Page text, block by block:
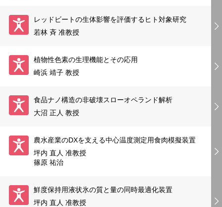
レッドビートの生体影響を評価するヒト対象研究
若林 斉 准教授
植物性色素の生理機能とその応用
崎浜 靖子 教授
食品ナノ構造の非破壊スローオペランド解析
大沼 正人 教授
農水産業のDXを支える中心温度測定用食肉模擬装置
坪内 直人 准教授
篠原 祐治
鮮度保持用液状氷の質と量の同時最適化装置
坪内 直人 准教授